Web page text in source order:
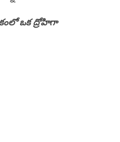
ఒక ద్రోహిగా